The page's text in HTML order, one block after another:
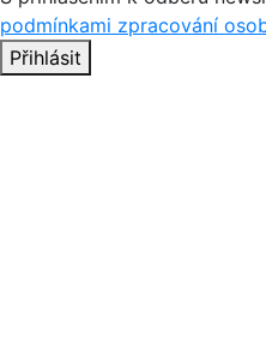
podmínkami zpracování
Přihlásit